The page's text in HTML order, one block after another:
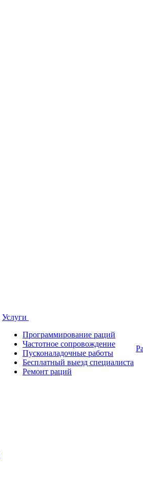
Услуги
Программирование раций
Частотное сопровождение
Пусконаладочные работы
Бесплатный выезд специалиста
Ремонт раций